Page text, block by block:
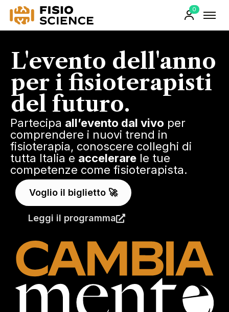
0
Prodotti
L'evento dell'anno
per i fisioterapisti
del futuro.
Partecipa all’evento dal vivo per
comprendere i nuovi trend in
fisioterapia, conoscere colleghi di
tutta Italia e accelerare le tue
competenze come fisioterapista.
Voglio il biglietto 🚀
Leggi il programma